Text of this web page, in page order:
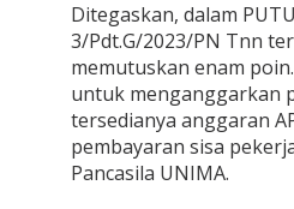
Ditegaskan, dalam
3/Pdt.G/2023/PN Tnn
memutuskan enam
untuk menganggarkan
tersedianya anggaran
pembayaran sisa
Pancasila UNIMA.